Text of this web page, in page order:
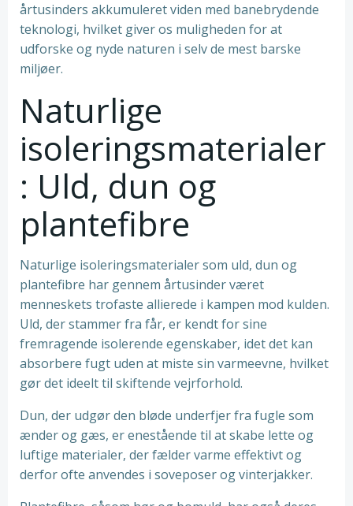
årtusinders akkumuleret viden med banebrydende
teknologi, hvilket giver os muligheden for at
udforske og nyde naturen i selv de mest barske
miljøer.
Naturlige
isoleringsmaterialer
: Uld, dun og
plantefibre
Naturlige isoleringsmaterialer som uld, dun og
plantefibre har gennem årtusinder været
menneskets trofaste allierede i kampen mod kulden.
Uld, der stammer fra får, er kendt for sine
fremragende isolerende egenskaber, idet det kan
absorbere fugt uden at miste sin varmeevne, hvilket
gør det ideelt til skiftende vejrforhold.
Dun, der udgør den bløde underfjer fra fugle som
ænder og gæs, er enestående til at skabe lette og
luftige materialer, der fælder varme effektivt og
derfor ofte anvendes i soveposer og vinterjakker.